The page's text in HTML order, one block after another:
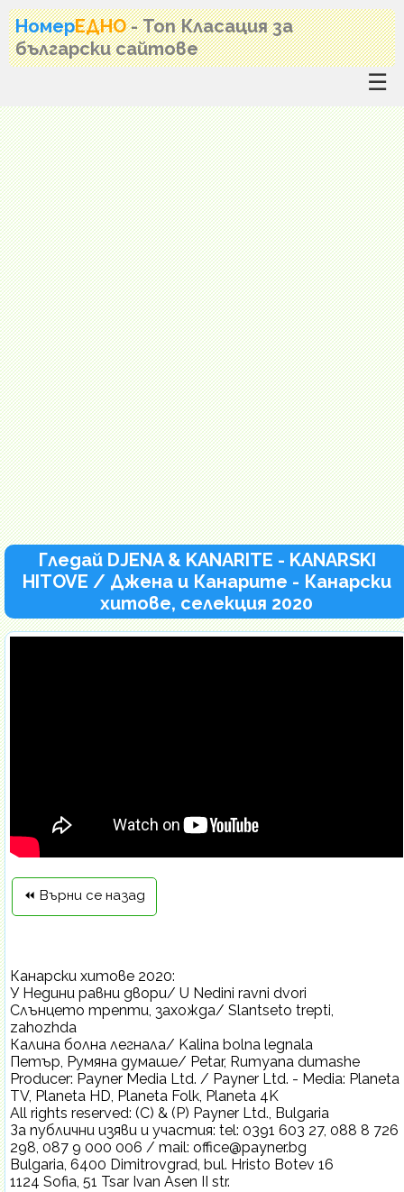
НомерЕДНО - Топ Класация за
български сайтове
☰
Гледай DJENA & KANARITE - KANARSKI
HITOVE / Джена и Канарите - Канарски
хитове, селекция 2020
⏪ Върни се назад
Канарски хитове 2020:
У Недини равни двори/ U Nedini ravni dvori
Слънцето трепти, захожда/ Slantseto trepti,
zahozhda
Калина болна легнала/ Kalina bolna legnala
Петър, Румяна думаше/ Petar, Rumyana dumashe
Producer: Payner Media Ltd. / Payner Ltd. - Media: Planeta
TV, Planeta HD, Planeta Folk, Planeta 4K
All rights reserved: (C) & (P) Payner Ltd., Bulgaria
За публични изяви и участия: tel: 0391 603 27, 088 8 726
298, 087 9 000 006 / mail: office@payner.bg
Bulgaria, 6400 Dimitrovgrad, bul. Hristo Botev 16
1124 Sofia, 51 Tsar Ivan Asen II str.